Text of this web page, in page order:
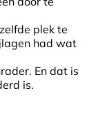
plek te
had wat
En dat is
is.